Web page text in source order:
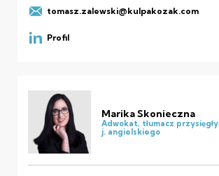
tomasz.zalewski@kulpakozak.com
Profil
Marika Skonieczna
Adwokat, tłumacz przysięgły
j. angielskiego